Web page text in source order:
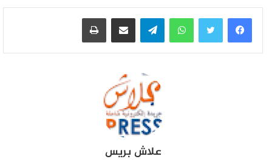
واتساب تيلقرام مشاركة عبر البريد طباعة
علاش بريس